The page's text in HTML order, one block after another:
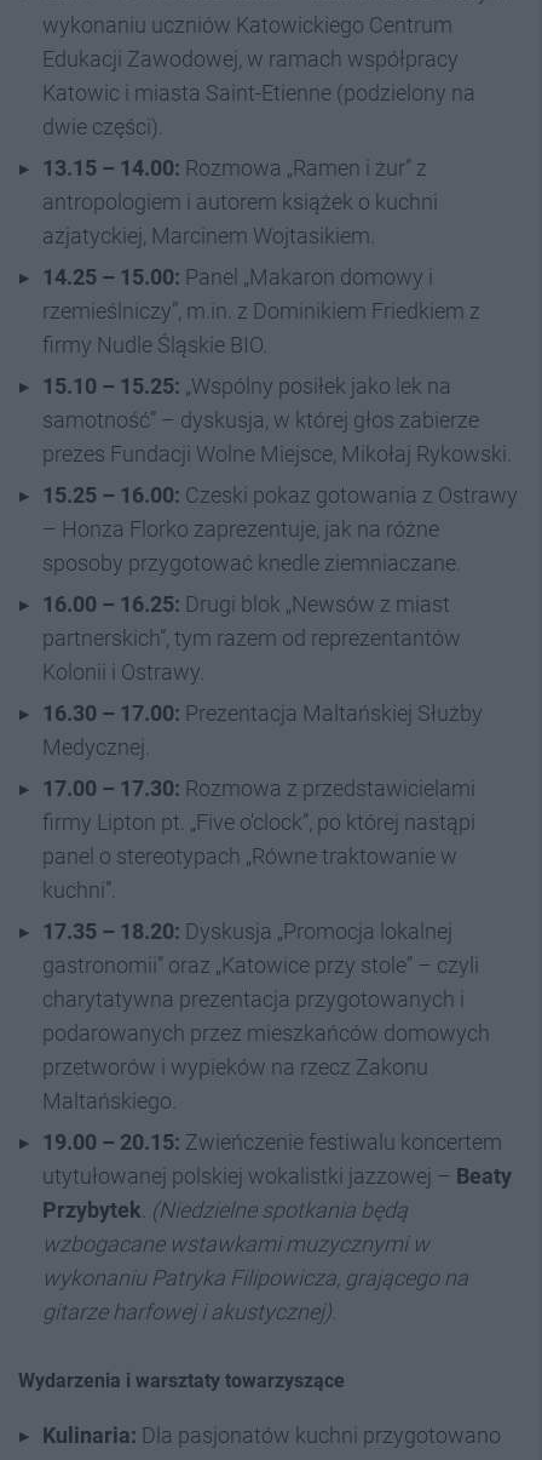
wykonaniu uczniów Katowickiego Centrum
Edukacji Zawodowej, w ramach współpracy
Katowic i miasta Saint-Etienne (podzielony na
dwie części).
13.15 – 14.00: Rozmowa „Ramen i żur” z
antropologiem i autorem książek o kuchni
azjatyckiej, Marcinem Wojtasikiem.
14.25 – 15.00: Panel „Makaron domowy i
rzemieślniczy”, m.in. z Dominikiem Friedkiem z
firmy Nudle Śląskie BIO.
15.10 – 15.25: „Wspólny posiłek jako lek na
samotność” – dyskusja, w której głos zabierze
prezes Fundacji Wolne Miejsce, Mikołaj Rykowski.
15.25 – 16.00: Czeski pokaz gotowania z Ostrawy
– Honza Florko zaprezentuje, jak na różne
sposoby przygotować knedle ziemniaczane.
16.00 – 16.25: Drugi blok „Newsów z miast
partnerskich”, tym razem od reprezentantów
Kolonii i Ostrawy.
16.30 – 17.00: Prezentacja Maltańskiej Służby
Medycznej.
17.00 – 17.30: Rozmowa z przedstawicielami
firmy Lipton pt. „Five o'clock”, po której nastąpi
panel o stereotypach „Równe traktowanie w
kuchni”.
17.35 – 18.20: Dyskusja „Promocja lokalnej
gastronomii” oraz „Katowice przy stole” – czyli
charytatywna prezentacja przygotowanych i
podarowanych przez mieszkańców domowych
przetworów i wypieków na rzecz Zakonu
Maltańskiego.
19.00 – 20.15: Zwieńczenie festiwalu koncertem
utytułowanej polskiej wokalistki jazzowej – Beaty
Przybytek (Niedzielne spotkania będą
wzbogacane wstawkami muzycznymi w
wykonaniu Patryka Filipowicza, grającego na
gitarze harfowej i akustycznej)
Wydarzenia i warsztaty towarzyszące
Kulinaria: Dla pasjonatów kuchni przygotowano